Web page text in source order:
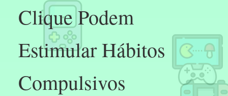
Clique Podem
Estimular Hábitos
Compulsivos